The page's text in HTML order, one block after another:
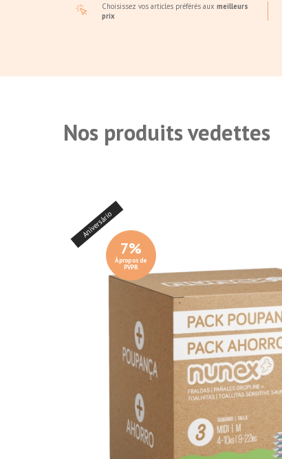
Choisissez vos articles préférés aux meilleurs
prix
Nos produits vedettes
7%
À propos de
PVPR
Aniversário